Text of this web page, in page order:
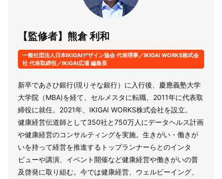
【監修者】熊倉 利和
一般社団法人日本IKIGAIデザイン協会 代表理事／IKIGAI WORKS株式会
社 代表取締役／IKIGAI広場 編集長
新卒であさひ銀行(現りそな銀行）に入行後、慶應義塾大学
大学院（MBA)を経て、セルメスタに転職、2011年に代表取
締役に就任。2021年、IKIGAI WORKS株式会社を設立。
健康経営伝道師として350社と750万人にデータヘルス計画
や健康経営のコンサルティングを実施。生きがい・働きが
いを持って経営を推進するトップランナーらとのインタ
ビューや講演、イベント開催など健康経営や働きがいの普
及啓発に取り組む。今では健康経営、ウェルビーイング、